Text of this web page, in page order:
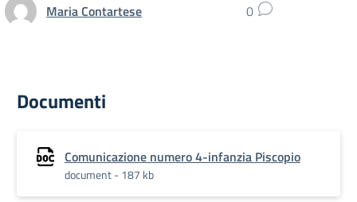
Maria Contartese 0
Documenti
Comunicazione numero 4-infanzia Piscopio
document - 187 kb